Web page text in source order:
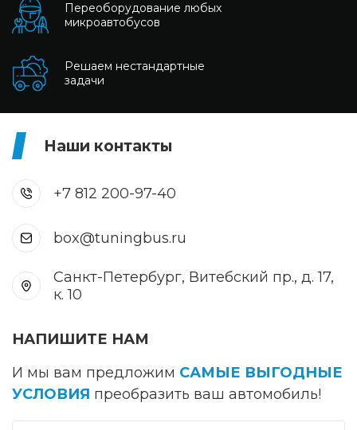
Переоборудование любых
микроавтобусов
Решаем нестандартные
задачи
Наши контакты
+7 812 200-97-40
box@tuningbus.ru
Санкт-Петербург, Витебский пр., д. 17,
к. 10
НАПИШИТЕ НАМ
И мы вам предложим САМЫЕ ВЫГОДНЫЕ
УСЛОВИЯ преобразить ваш автомобиль!